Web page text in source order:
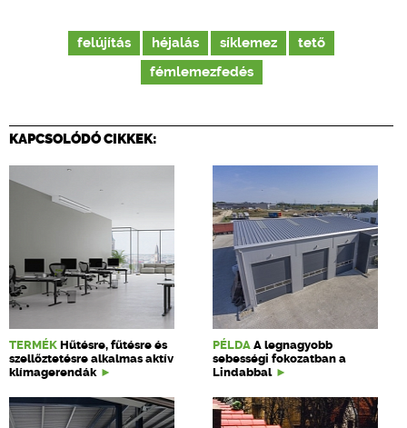
felújítás héjalás síklemez
tető
fémlemezfedés
KAPCSOLÓDÓ CIKKEK:
TERMÉK Hűtésre, fűtésre és
szellőztetésre alkalmas aktív
klímagerendák
PÉLDA A legnagyobb
sebességi fokozatban a
Lindabbal